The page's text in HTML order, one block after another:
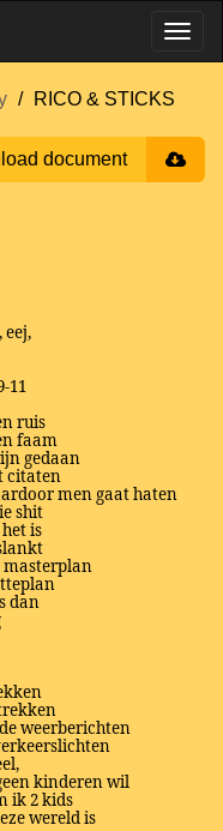
RICO & STICKS
document
eej,
11
ruis
faam
gedaan
citaten
men gaat haten
shit
is
masterplan
dan
weerberichten
kinderen wil
ik 2 kids
wereld is